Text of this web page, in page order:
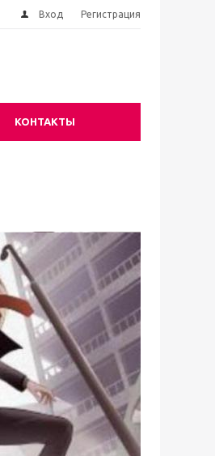
Вход Регистрация
КОНТАКТЫ